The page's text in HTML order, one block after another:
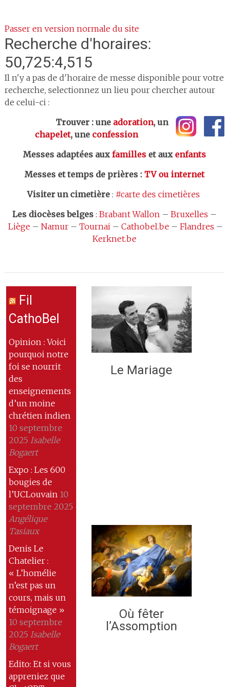
Passer en version normale du site
Recherche d'horaires:
50,725:4,515
Il n'y a pas de d'horaire de messe disponible pour votre
recherche, selectionnez un lieu pour chercher autour
de celui-ci :
Trouver : une adoration, un
chapelet, une confession
Messes adaptées aux familleset aux enfants
Messes et temps de prières: TV ou internet
Visiter un cimetière: #carte des cimetières
Les diocèses belges: Brabant Wallon– Bruxelles –
Liège – Namur– Tournai– Cathobel.be – Flandres –
Kerknet.be
Fil
CathoBel
Opinion : Voici
pourquoi notre
foi se nourrit
des
enseignements
d’un moine
chrétien indien
10 septembre
2025 Isabelle
Bogaert
Expo : Les 600
bougies de
l’UCLouvain 10
septembre 2025
Angélique
Tasiaux
Denis Le
Chatelier :
« L’homélie
n’est pas un
cours, mais un
témoignage »
10 septembre
2025 Isabelle
Bogaert
Edito: Et si vous
appreniez que
Le Mariage
Où fêter
l’Assomption